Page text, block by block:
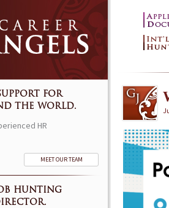
FOR
THE WORLD.
HR
MEET OUR TEAM
HUNTING